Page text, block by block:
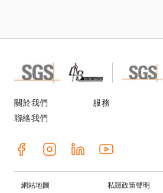
關於我們 服務
聯絡我們
網站地圖 私隱政策聲明